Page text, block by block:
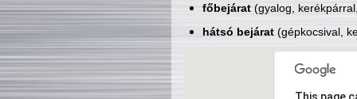
főbejárat(gyalog,
hátsó bejárat(gépkocsival,